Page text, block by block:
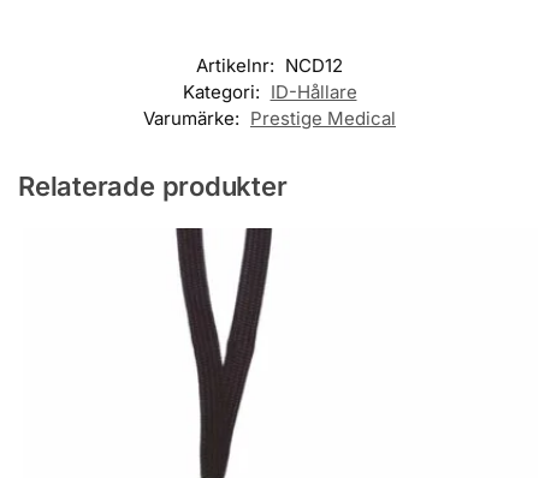
Artikelnr: NCD12
Kategori: ID-Hållare
Varumärke: Prestige Medical
Relaterade produkter